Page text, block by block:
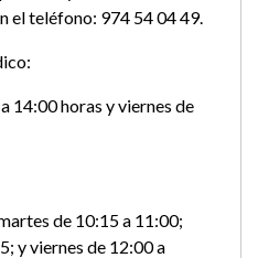
el teléfono: 974 54 04 49.
14:00 horas y viernes de
de 10:15 a 11:00;
y viernes de 12:00 a